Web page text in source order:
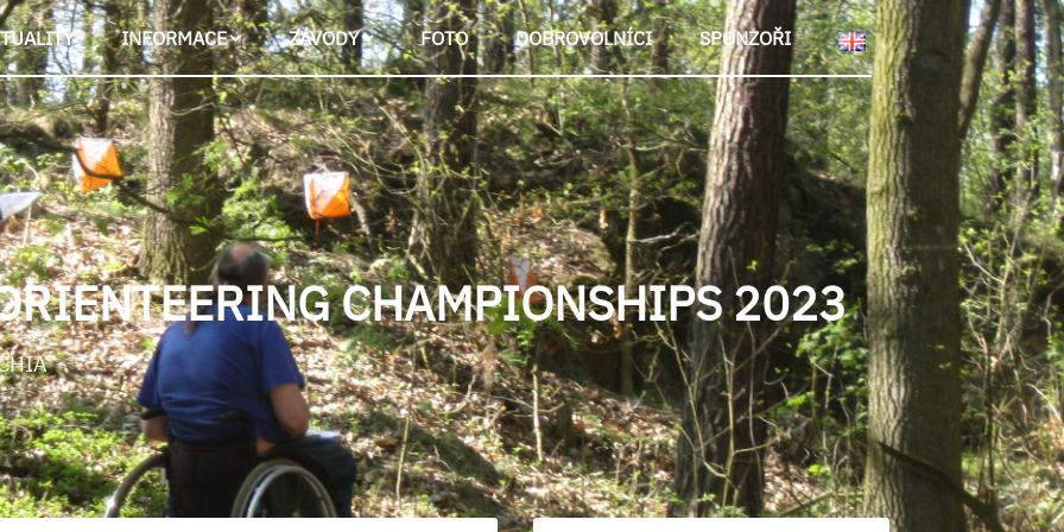
INFORMACE ZÁVODY FOTO DOBROVOLNÍCI SPONZOŘI
CHAMPIONSHIPS 2023